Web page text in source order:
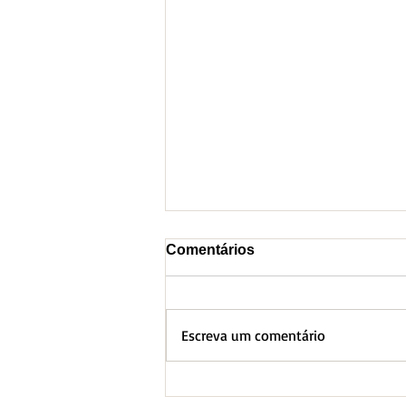
Comentários
Escreva um comentário